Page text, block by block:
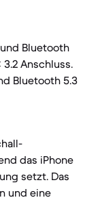
Bluetooth
Anschluss.
Bluetooth 5.3
das iPhone
setzt. Das
und eine